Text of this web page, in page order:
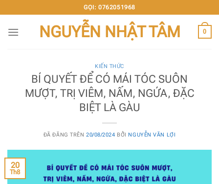
đến
nội
GỌI: 0762051968
NGUYỄN NHẬT TÂM 0
KIẾN THỨC
BÍ QUYẾT ĐỂ CÓ MÁI TÓC SUÔN
MƯỢT, TRỊ VIÊM, NẤM, NGỨA, ĐẶC
BIỆT LÀ GÀU
ĐÃ ĐĂNG TRÊN 20/08/2024 BỞI NGUYỄN VĂN LỢI
20
Th8